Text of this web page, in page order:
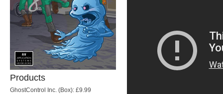
Products
GhostControl Inc. (Box): £9.99